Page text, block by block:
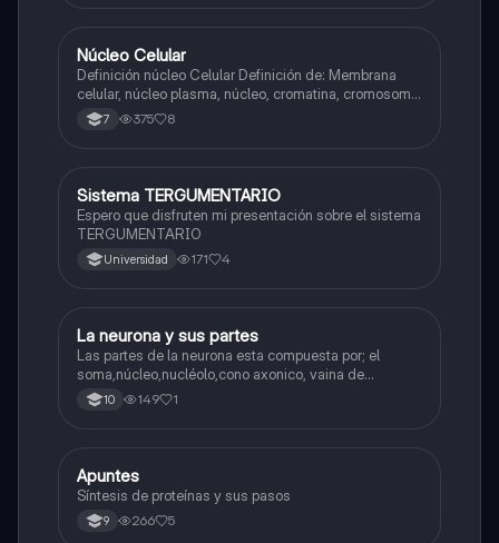
Biologia
Núcleo Celular
Definición núcleo Celular Definición de: Membrana
celular, núcleo plasma, núcleo, cromatina, cromosoma
Interfase Fases de la interfase
7 375 8
Biologia
Sistema TERGUMENTARIO
Espero que disfruten mi presentación sobre el sistema
TERGUMENTARIO
Universidad 171 4
Biologia
La neurona y sus partes
Las partes de la neurona esta compuesta por; el
soma,núcleo,nucléolo,cono axonico, vaina de
mielina,celula schwan,núcleo de schwann,nódulo de
Ranvier,terminal axonico Arborizacion terminal, botón
10 149 1
Biologia
Apuntes
Síntesis de proteínas y sus pasos
9 266 5